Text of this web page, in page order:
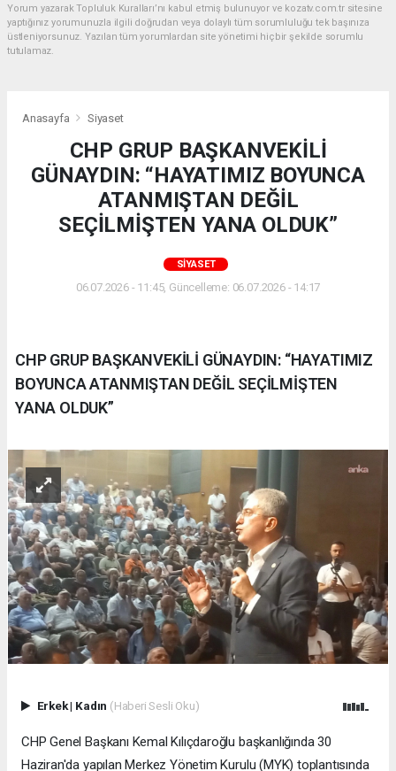
Yorum yazarak Topluluk Kuralları’nı kabul etmiş bulunuyor ve kozatv.com.tr sitesine
yaptığınız yorumunuzla ilgili doğrudan veya dolaylı tüm sorumluluğu tek başınıza
üstleniyorsunuz. Yazılan tüm yorumlardan site yönetimi hiçbir şekilde sorumlu
tutulamaz.
Anasayfa Siyaset
CHP GRUP BAŞKANVEKİLİ
GÜNAYDIN: “HAYATIMIZ BOYUNCA
ATANMIŞTAN DEĞİL
SEÇİLMİŞTEN YANA OLDUK”
SIYASET
06.07.2026 - 11:45, Güncelleme: 06.07.2026 - 14:17
CHP GRUP BAŞKANVEKİLİ GÜNAYDIN: “HAYATIMIZ
BOYUNCA ATANMIŞTAN DEĞİL SEÇİLMİŞTEN
YANA OLDUK”
Erkek| Kadın (Haberi Sesli Oku)
CHP Genel Başkanı Kemal Kılıçdaroğlu başkanlığında 30
Haziran'da yapılan Merkez Yönetim Kurulu (MYK) toplantısında